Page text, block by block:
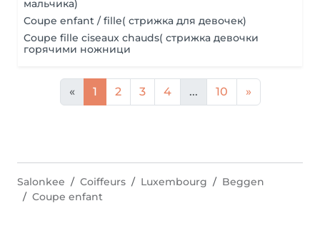
мальчика)
Coupe enfant / fille( стрижка для девочек)
Coupe fille ciseaux chauds( стрижка девочки
горячими ножници
« 1 2 3 4 ... 10 »
Salonkee Coiffeurs Luxembourg
Beggen
Coupe enfant